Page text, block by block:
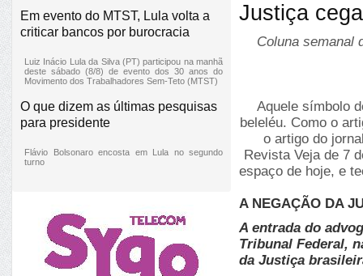
Em evento do MTST, Lula volta a
criticar bancos por burocracia
Luiz Inácio Lula da Silva (PT) participou na manhã
deste sábado (8/8) de evento dos 30 anos do
Movimento dos Trabalhadores Sem-Teto (MTST)
O que dizem as últimas pesquisas
para presidente
Flávio Bolsonaro encosta em Lula no segundo
turno
Justiça cega
Coluna semanal
Aquele símbolo
beleléu. Como o
o artigo do
Revista Veja de 7
espaço de hoje, e
A NEGAÇÃO DA
A entrada do
Tribunal Federal,
da Justiça